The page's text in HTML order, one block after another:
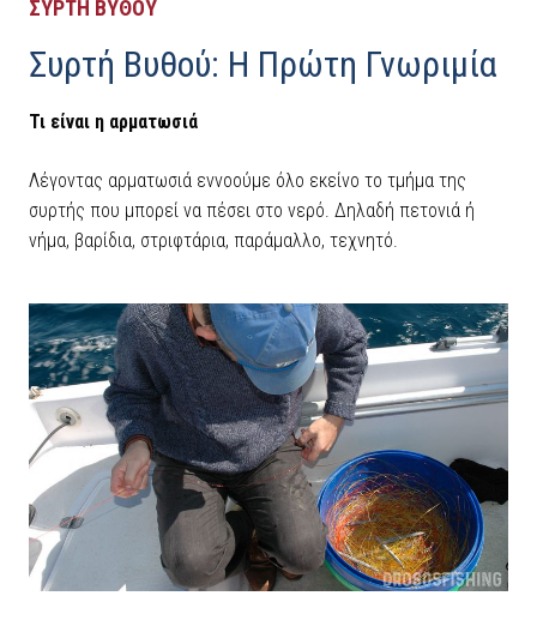
ΣΥΡΤΗ ΒΥΘΟΥ
Συρτή Βυθού: Η Πρώτη Γνωριμία
Τι είναι η αρματωσιά
Λέγοντας αρματωσιά εννοούμε όλο εκείνο το τμήμα της
συρτής που μπορεί να πέσει στο νερό. Δηλαδή πετονιά ή
νήμα, βαρίδια, στριφτάρια, παράμαλλο, τεχνητό.